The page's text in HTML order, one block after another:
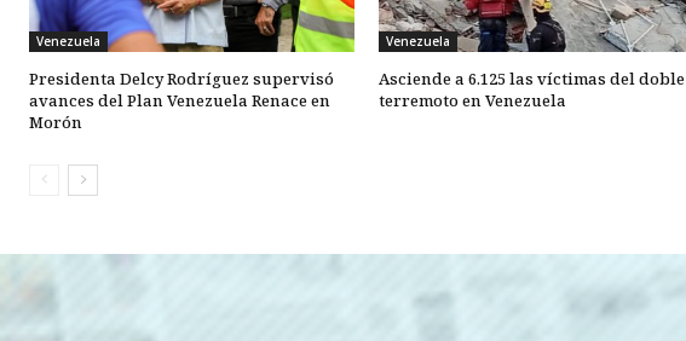
Venezuela
Presidenta Delcy Rodríguez supervisó
avances del Plan Venezuela Renace en
Morón
Venezuela
Asciende a 6.125 las víctimas del doble
terremoto en Venezuela